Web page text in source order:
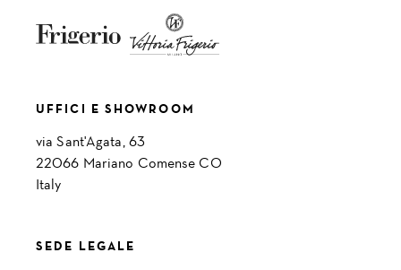
UFFICI E SHOWROOM
via Sant'Agata, 63
22066 Mariano Comense CO
Italy
SEDE LEGALE